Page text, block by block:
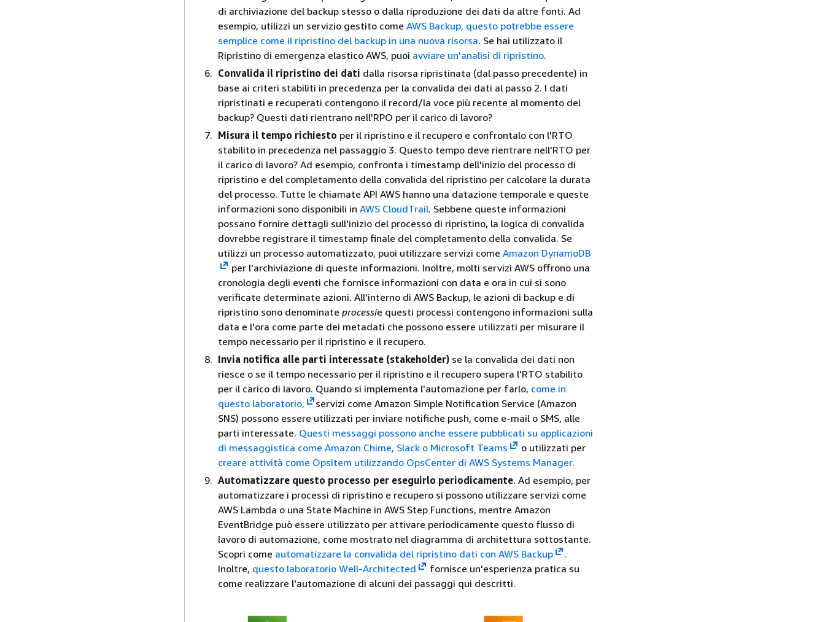
di archiviazione del backup stesso o dalla riproduzione dei dati da altre fonti. Ad
esempio, utilizzi un servizio gestito come AWS Backup, questo potrebbe essere
semplice come il ripristino del backup in una nuova risorsa. Se hai utilizzato il
Ripristino di emergenza elastico AWS, puoi avviare un'analisi di ripristino.
Convalida il ripristino dei dati dalla risorsa ripristinata (dal passo precedente) in
base ai criteri stabiliti in precedenza per la convalida dei dati al passo 2. I dati
ripristinati e recuperati contengono il record/la voce più recente al momento del
backup? Questi dati rientrano nell'RPO per il carico di lavoro?
Misura il tempo richiesto per il ripristino e il recupero e confrontalo con l'RTO
stabilito in precedenza nel passaggio 3. Questo tempo deve rientrare nell'RTO per
il carico di lavoro? Ad esempio, confronta i timestamp dell'inizio del processo di
ripristino e del completamento della convalida del ripristino per calcolare la durata
del processo. Tutte le chiamate API AWS hanno una datazione temporale e queste
informazioni sono disponibili in AWS CloudTrail. Sebbene queste informazioni
possano fornire dettagli sull'inizio del processo di ripristino, la logica di convalida
dovrebbe registrare il timestamp finale del completamento della convalida. Se
utilizzi un processo automatizzato, puoi utilizzare servizi come Amazon DynamoDB
per l'archiviazione di queste informazioni. Inoltre, molti servizi AWS offrono una
cronologia degli eventi che fornisce informazioni con data e ora in cui si sono
verificate determinate azioni. All'interno di AWS Backup, le azioni di backup e di
ripristino sono denominate processie questi processi contengono informazioni sulla
data e l'ora come parte dei metadati che possono essere utilizzati per misurare il
tempo necessario per il ripristino e il recupero.
Invia notifica alle parti interessate (stakeholder) se la convalida dei dati non
riesce o se il tempo necessario per il ripristino e il recupero supera l'RTO stabilito
per il carico di lavoro. Quando si implementa l'automazione per farlo, come in
questo laboratorio,
servizi come Amazon Simple Notification Service (Amazon
SNS) possono essere utilizzati per inviare notifiche push, come e-mail o SMS, alle
parti interessate. Questi messaggi possono anche essere pubblicati su applicazioni
di messaggistica come Amazon Chime, Slack o Microsoft Teams
o utilizzati per
creare attività come OpsItem utilizzando OpsCenter di AWS Systems Manager.
Automatizzare questo processo per eseguirlo periodicamente. Ad esempio, per
automatizzare i processi di ripristino e recupero si possono utilizzare servizi come
AWS Lambda o una State Machine in AWS Step Functions, mentre Amazon
EventBridge può essere utilizzato per attivare periodicamente questo flusso di
lavoro di automazione, come mostrato nel diagramma di architettura sottostante.
Scopri come automatizzare la convalida del ripristino dati con AWS Backup
.
Inoltre, questo laboratorio Well-Architected
fornisce un'esperienza pratica su
come realizzare l'automazione di alcuni dei passaggi qui descritti.